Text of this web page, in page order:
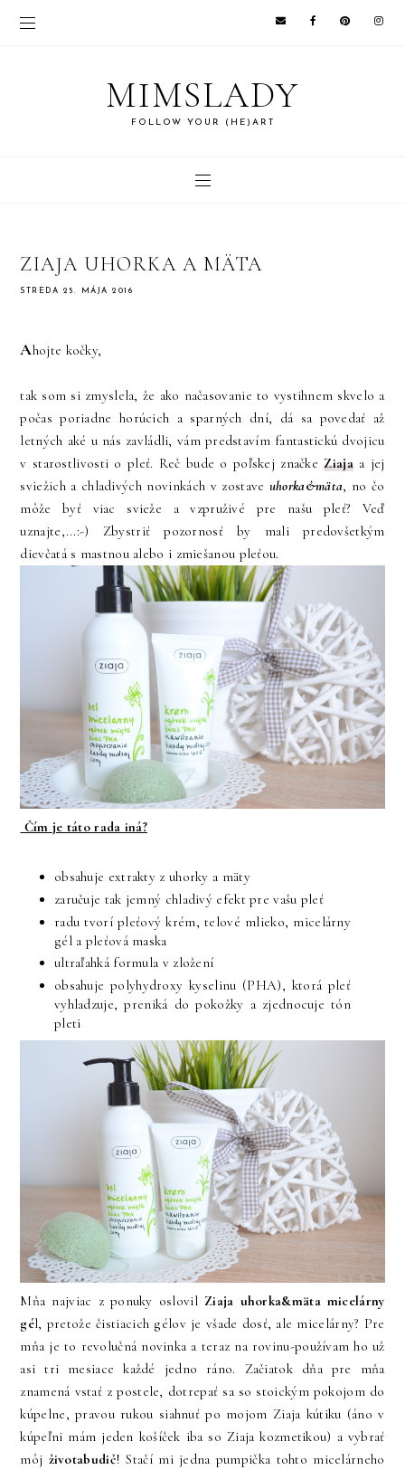
MIMSLADY
FOLLOW YOUR (HE)ART
ZIAJA UHORKA A MÄTA
STREDA 25. MÁJA 2016
Ahojte kočky,
tak som si zmyslela, že ako načasovanie to vystihnem skvelo a
počas poriadne horúcich a sparných dní, dá sa povedať až
letných aké u nás zavládli, vám predstavím fantastickú dvojicu
v starostlivosti o pleť. Reč bude o poľskej značke Ziajaa jej
sviežich a chladivých novinkách v zostave uhorka&mäta, no čo
môže byť viac svieže a vzpruživé pre našu pleť? Veď
uznajte,...:-) Zbystriť pozornosť by mali predovšetkým
dievčatá s mastnou alebo i zmiešanou pleťou.
Čím je táto rada iná?
obsahuje extrakty z uhorky a mäty
zaručuje tak jemný chladivý efekt pre vašu pleť
radu tvorí pleťový krém, telové mlieko, micelárny
gél a pleťová maska
ultraľahká formula v zložení
obsahuje polyhydroxy kyselinu (PHA), ktorá pleť
vyhladzuje, preniká do pokožky a zjednocuje tón
pleti
Mňa najviac z ponuky oslovil Ziaja uhorka&mäta micelárny
gél, pretože čistiacich gélov je všade dosť, ale micelárny? Pre
mňa je to revolučná novinka a teraz na rovinu-používam ho už
asi tri mesiace každé jedno ráno. Začiatok dňa pre mňa
znamená vstať z postele, dotrepať sa so stoickým pokojom do
kúpelne, pravou rukou siahnuť po mojom Ziaja kútiku (áno v
kúpeľni mám jeden košíček iba so Ziaja kozmetikou) a vybrať
môj životabudič! Stačí mi jedna pumpička tohto micelárneho